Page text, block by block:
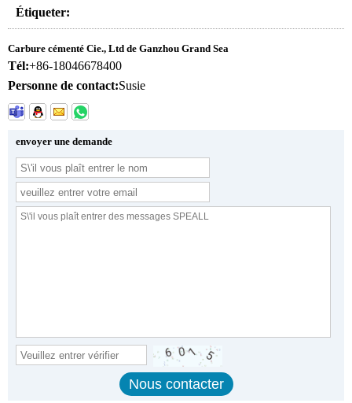
Étiqueter:
Carbure cémenté Cie., Ltd de Ganzhou Grand Sea
Tél:+86-18046678400
Personne de contact:Susie
envoyer une demande